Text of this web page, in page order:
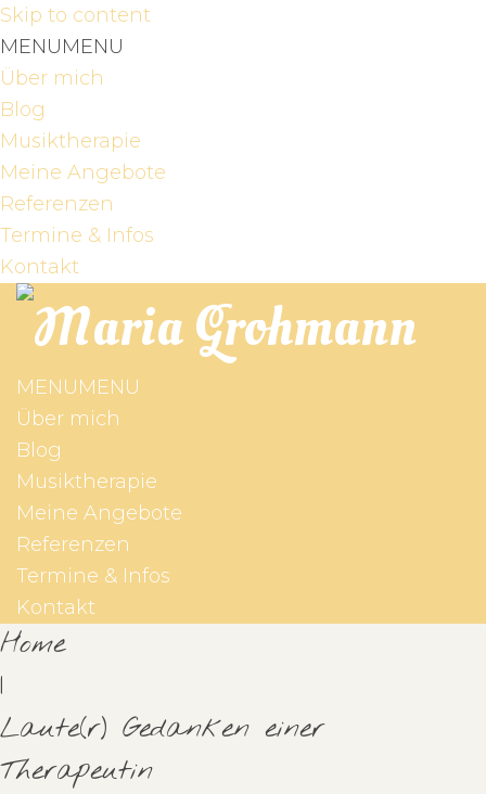
Skip to content
MENUMENU
Über mich
Blog
Musiktherapie
Meine Angebote
Referenzen
Termine & Infos
Kontakt
MENUMENU
Über mich
Blog
Musiktherapie
Meine Angebote
Referenzen
Termine & Infos
Kontakt
Home
|
Laute(r) Gedanken einer
Therapeutin